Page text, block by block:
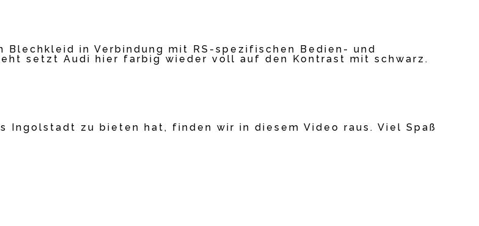
in Verbindung mit RS-spezifischen Bedien- und
setzt Audi hier farbig wieder voll auf den Kontrast mit schwarz.
Ingolstadt zu bieten hat, finden wir in diesem Video raus. Viel Spaß